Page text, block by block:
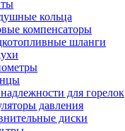
кольца
компенсаторы
шланги
для горелок
давления
диски